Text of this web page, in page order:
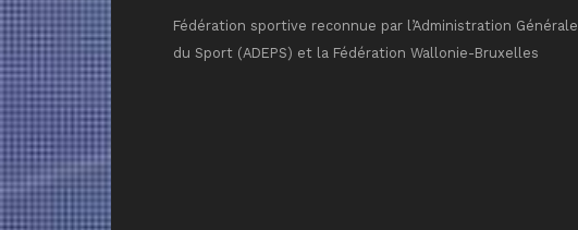
Fédération sportive reconnue par l’Administration Générale
du Sport (ADEPS) et la Fédération Wallonie-Bruxelles